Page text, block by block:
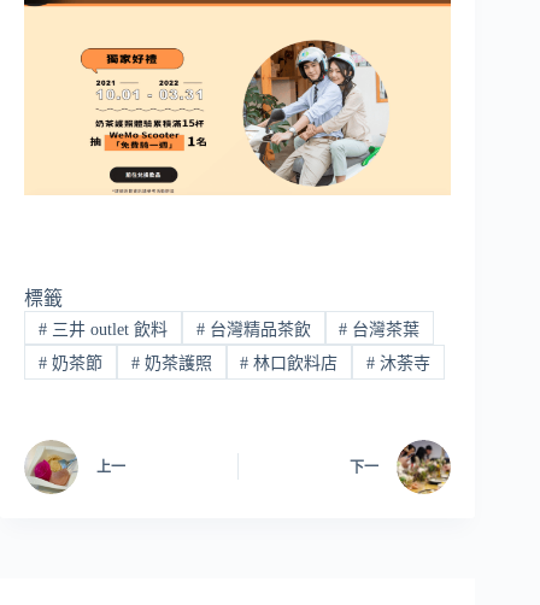
標籤
#三井 outlet 飲料 #台灣精品茶飲 # 台灣茶葉
#奶茶節 #奶茶護照 # 林口飲料店 # 沐荼寺
上一 下一